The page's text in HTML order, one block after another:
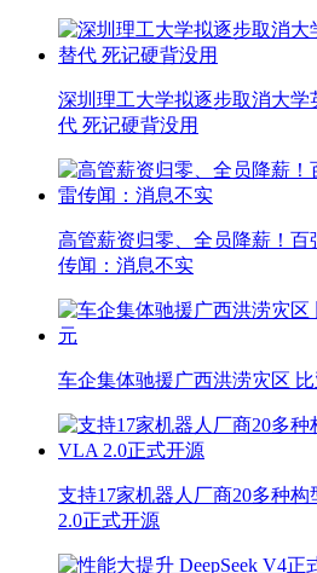
深圳理工大学拟逐步取消大
代 死记硬背没用
高管薪资归零、全员降薪！
传闻：消息不实
车企集体驰援广西洪涝灾区
支持17家机器人厂商20多种
2.0正式开源